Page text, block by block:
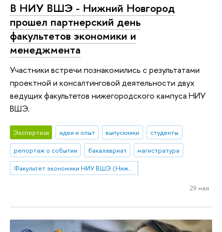
В НИУ ВШЭ - Нижний Новгород
прошел партнерский день
факультетов экономики и
менеджмента
Участники встречи познакомились с результатами
проектной и консалтинговой деятельности двух
ведущих факультетов нижегородского кампуса НИУ
ВШЭ.
Экспертиза идеи и опыт выпускники
студенты
репортаж о событии
бакалавриат
магистратура
Факультет экономики НИУ ВШЭ (Нижний Новгород)
29 мая